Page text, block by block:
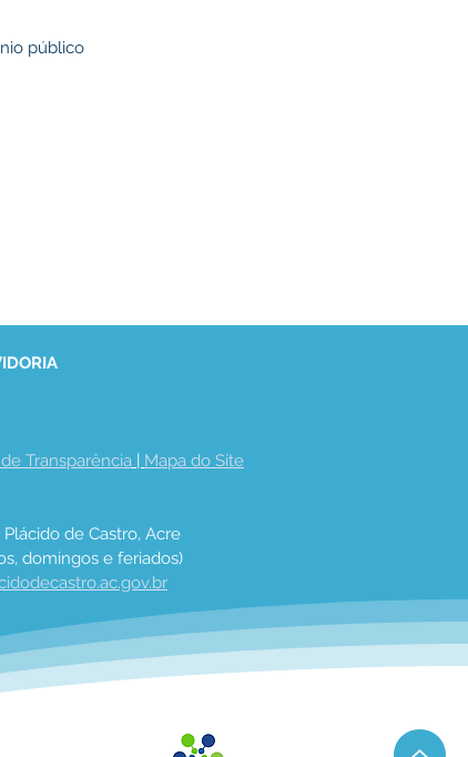
público
Transparência | Mapa do Site
Plácido de Castro, Acre
domingos e feriados)